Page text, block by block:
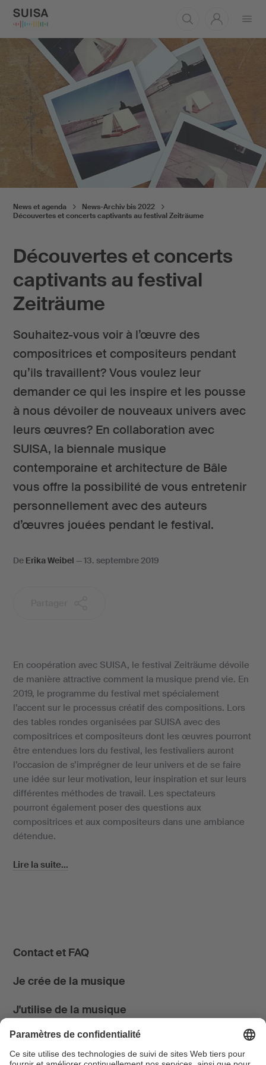
le
Découvertes et concerts
captivants au festival
Zeiträume
Souhaitez-vous voir à l’œuvre des
compositrices et compositeurs pendant
qu’ils travaillent? Vous voulez leur
demander ce qui les inspire et les pousse
à nous dévoiler de nouveaux univers avec
leurs œuvres? En collaboration avec
SUISA, la biennale musique
contemporaine et architecture de Bâle
vous offre la possibilité de vous entretenir
personnellement avec des auteurs
d’œuvres jouées pendant le festival.
News et agenda
News-Archiv bis 2022
Découvertes et concerts captivants au festival Zeiträume
De Erika Weibel —13. septembre 2019
En coopération avec SUISA, le festival Zeiträume dévoile
de manière attractive comment la musique prend vie. En
2019, le programme du festival met spécialement
l’accent sur le processus créatif des compositions. Lors
des tables rondes organisées par SUISA avec des
compositrices et compositeurs dont les œuvres pourront
être entendues lors du festival, les festivaliers auront
l’occasion de s’imprégner de leur univers et de se faire
une idée sur leur motivation, leur inspiration et sur leurs
différentes méthodes de travail. Les spectateurs
pourront également poser des questions aux
compositrices et aux compositeurs dans une ambiance
détendue.
Lire la suite...
Contact et FAQ
Je crée de la musique
J'utilise de la musique
News & Agenda